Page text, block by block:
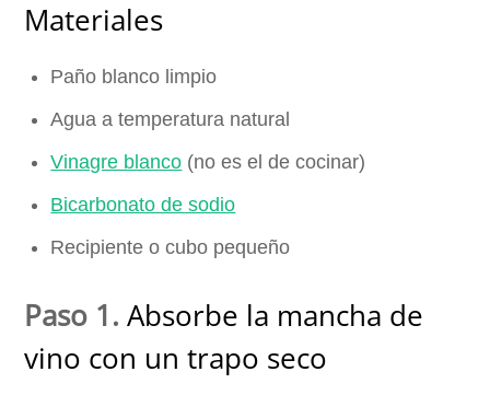
Materiales
Paño blanco limpio
Agua a temperatura natural
Vinagre blanco (no es el de cocinar)
Bicarbonato de sodio
Recipiente o cubo pequeño
Paso 1. Absorbe la mancha de
vino con un trapo seco